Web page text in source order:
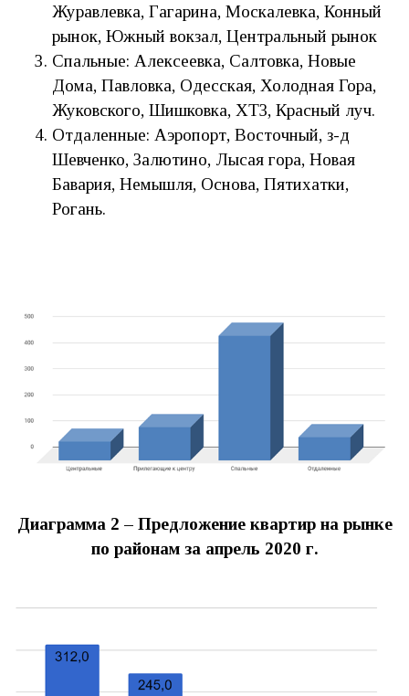
Журавлевка, Гагарина, Москалевка, Конный
рынок, Южный вокзал, Центральный рынок
Спальные: Алексеевка, Салтовка, Новые
Дома, Павловка, Одесская, Холодная Гора,
Жуковского, Шишковка, ХТЗ, Красный луч.
Отдаленные: Аэропорт, Восточный, з-д
Шевченко, Залютино, Лысая гора, Новая
Бавария, Немышля, Основа, Пятихатки,
Рогань.
Диаграмма 2 – Предложение квартир на рынке
по районам за апрель 2020 г.